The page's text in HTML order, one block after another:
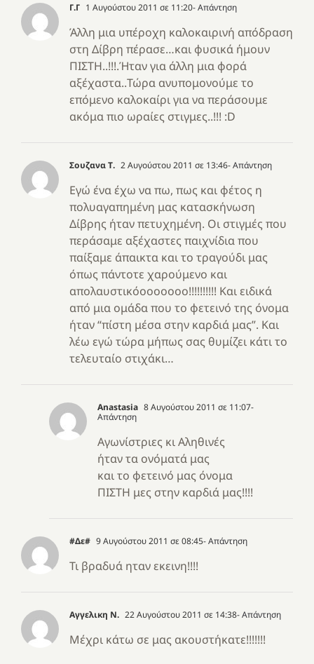
Γ.Γ 1 Αυγούστου 2011 σε 11:20- Απάντηση
Άλλη μια υπέροχη καλοκαιρινή απόδραση
στη Δίβρη πέρασε…και φυσικά ήμουν
ΠΙΣΤΗ..!!!.Ήταν για άλλη μια φορά
αξέχαστα..Τώρα ανυπομονούμε το
επόμενο καλοκαίρι για να περάσουμε
ακόμα πιο ωραίες στιγμες..!!! :D
Σουζανα Τ. 2 Αυγούστου 2011 σε 13:46- Απάντηση
Εγώ ένα έχω να πω, πως και φέτος η
πολυαγαπημένη μας κατασκήνωση
Δίβρης ήταν πετυχημένη. Οι στιγμές που
περάσαμε αξέχαστες παιχνίδια που
παίξαμε άπαικτα και το τραγούδι μας
όπως πάντοτε χαρούμενο και
απολαυστικόοοοοοοο!!!!!!!!!! Και ειδικά
από μια ομάδα που το φετεινό της όνομα
ήταν “πίστη μέσα στην καρδιά μας”. Και
λέω εγώ τώρα μήπως σας θυμίζει κάτι το
τελευταίο στιχάκι…
Anastasia 8 Αυγούστου 2011 σε 11:07-
Απάντηση
Αγωνίστριες κι Αληθινές
ήταν τα ονόματά μας
και το φετεινό μας όνομα
ΠΙΣΤΗ μες στην καρδιά μας!!!!
#Δε# 9 Αυγούστου 2011 σε 08:45- Απάντηση
Τι βραδυά ηταν εκεινη!!!!
Αγγελικη Ν. 22 Αυγούστου 2011 σε 14:38- Απάντηση
Μέχρι κάτω σε μας ακουστήκατε!!!!!!!